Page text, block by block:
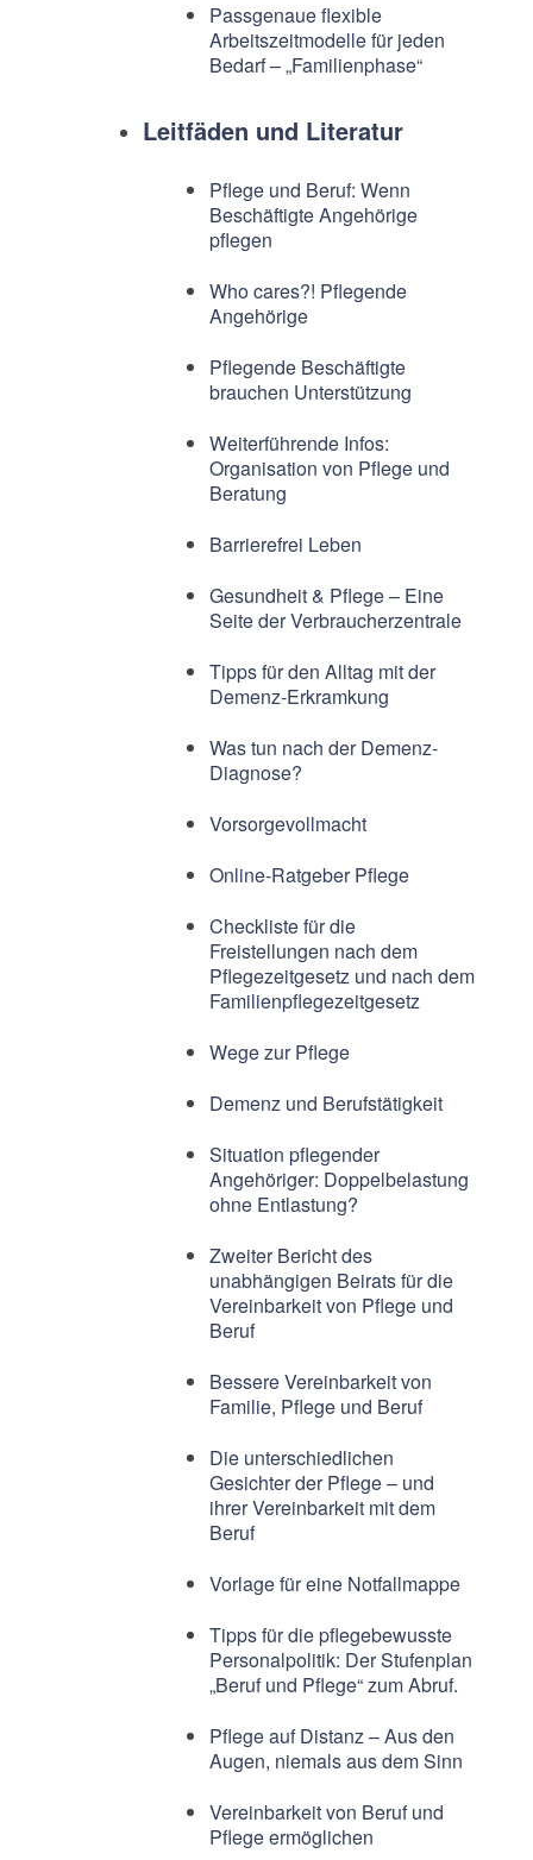
Passgenaue flexible
Arbeitszeitmodelle für jeden
Bedarf – „Familienphase“
Leitfäden und Literatur
Pflege und Beruf: Wenn
Beschäftigte Angehörige
pflegen
Who cares?! Pflegende
Angehörige
Pflegende Beschäftigte
brauchen Unterstützung
Weiterführende Infos:
Organisation von Pflege und
Beratung
Barrierefrei Leben
Gesundheit & Pflege – Eine
Seite der Verbraucherzentrale
Tipps für den Alltag mit der
Demenz-Erkramkung
Was tun nach der Demenz-
Diagnose?
Vorsorgevollmacht
Online-Ratgeber Pflege
Checkliste für die
Freistellungen nach dem
Pflegezeitgesetz und nach dem
Familienpflegezeitgesetz
Wege zur Pflege
Demenz und Berufstätigkeit
Situation pflegender
Angehöriger: Doppelbelastung
ohne Entlastung?
Zweiter Bericht des
unabhängigen Beirats für die
Vereinbarkeit von Pflege und
Beruf
Bessere Vereinbarkeit von
Familie, Pflege und Beruf
Die unterschiedlichen
Gesichter der Pflege – und
ihrer Vereinbarkeit mit dem
Beruf
Vorlage für eine Notfallmappe
Tipps für die pflegebewusste
Personalpolitik: Der Stufenplan
„Beruf und Pflege“ zum Abruf.
Pflege auf Distanz – Aus den
Augen, niemals aus dem Sinn
Vereinbarkeit von Beruf und
Pflege ermöglichen